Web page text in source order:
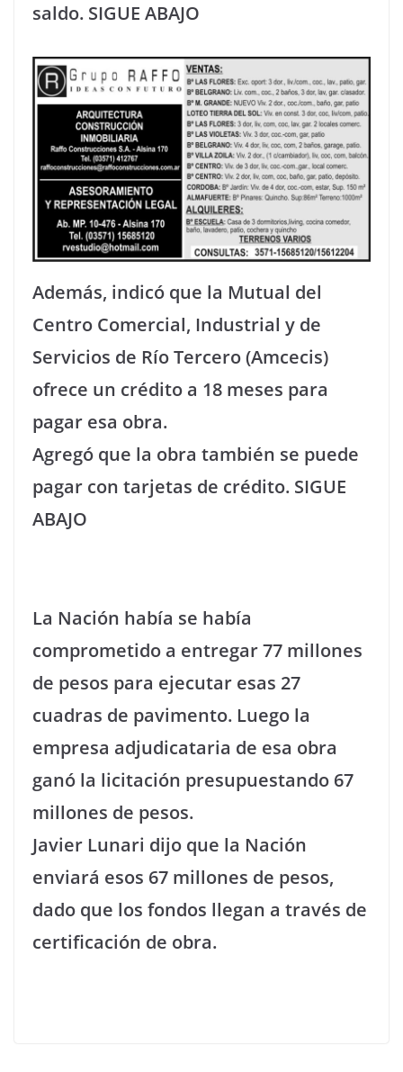
saldo. SIGUE ABAJO
Además, indicó que la Mutual del
Centro Comercial, Industrial y de
Servicios de Río Tercero (Amcecis)
ofrece un crédito a 18 meses para
pagar esa obra.
Agregó que la obra también se puede
pagar con tarjetas de crédito. SIGUE
ABAJO
La Nación había se había
comprometido a entregar 77 millones
de pesos para ejecutar esas 27
cuadras de pavimento. Luego la
empresa adjudicataria de esa obra
ganó la licitación presupuestando 67
millones de pesos.
Javier Lunari dijo que la Nación
enviará esos 67 millones de pesos,
dado que los fondos llegan a través de
certificación de obra.